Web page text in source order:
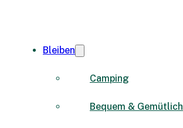
Bleiben
Camping
Bequem & Gemütlich